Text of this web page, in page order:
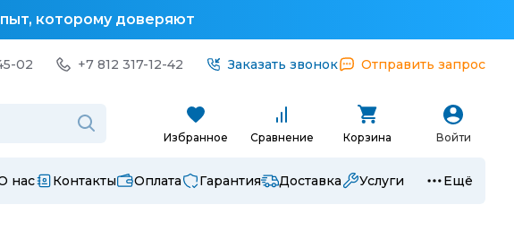
которому доверяют
02 +7 812 317-12-42 Заказать звонок Отправить запрос
Избранное Сравнение Корзина Войти
нас Контакты Оплата Гарантия Доставка Услуги Ещё